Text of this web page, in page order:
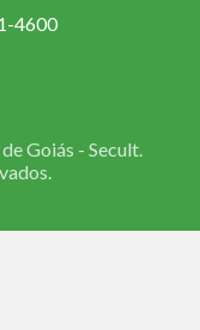
4600
Goiás - Secult.